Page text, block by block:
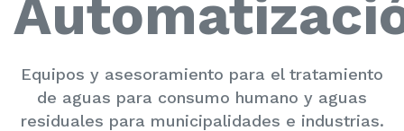
Equipos y asesoramiento para el tratamiento
de aguas para consumo humano y aguas
residuales para municipalidades e industrias.